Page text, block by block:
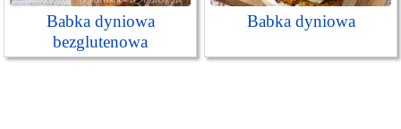
Babka dyniowa
bezglutenowa
Babka dyniowa